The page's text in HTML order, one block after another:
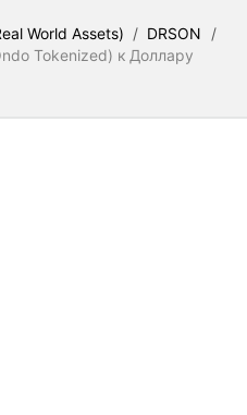
World Assets) / DRSON
/
Tokenized) к Доллару